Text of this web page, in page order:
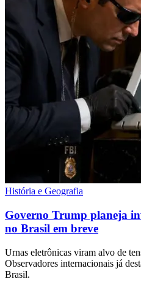
História e Geografia
Governo Trump planeja
no Brasil em breve
Urnas eletrônicas viram alvo de
Observadores internacionais já
Brasil.